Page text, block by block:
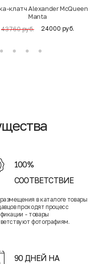
клатч Alexander McQueen
Manta
43760 руб. 24000 руб.
100%
СООТВЕТСТВИЕ
в каталоге товары
проходят процесс
- товары
фотографиям.
90 ДНЕЙ НА